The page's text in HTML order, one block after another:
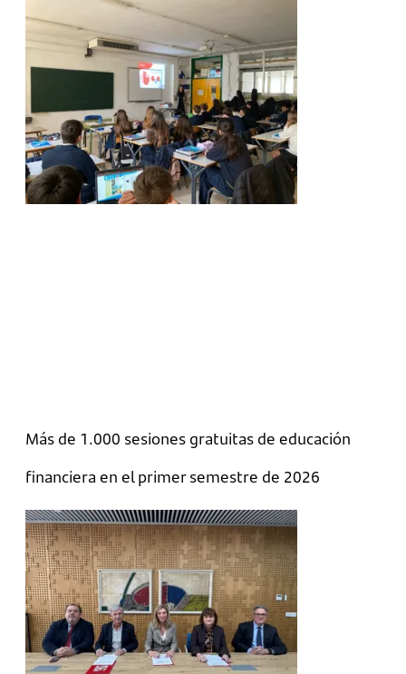
Más de 1.000 sesiones gratuitas de educación
financiera en el primer semestre de 2026